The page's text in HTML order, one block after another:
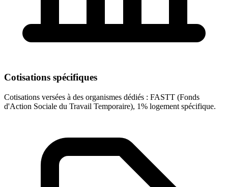
Cotisations spécifiques
Cotisations versées à des organismes dédiés : FASTT (Fonds
d'Action Sociale du Travail Temporaire), 1% logement spécifique.